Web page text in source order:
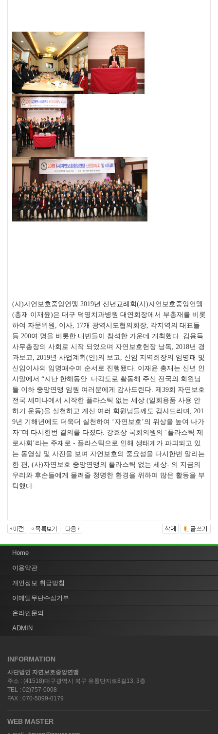
(사)자연보호중앙연맹 2019년 신년교례회 (사)자연보호중앙연맹
(총재 이재윤)은 대구 덕영치과병원 대연회장에서 부총재를 비롯
하여 자문위원
이사 , 17개 광역시도협의회장 각지역의 대표들
등 200여 명을 비롯한 내빈들이 참석한 가운데 개최했다 김용득
사무총장의 사회로 시작 되었으며 자연보호헌장 낭독
2018년 경
과보고
, 2019년 사업계획(안)의 보고, 신임 지역회장의 임명패 및
신임이사의 임명패수여 순서로 진행됐다 이재윤 총재는 신년 인
사말에서 “지난 한해동안 다각도로 활동해 주신 전국의 회원님
들 이하 중앙연맹 임원 여러분에게 감사드린다 제 39회 자연보호
전국 세미나에서 시작한 플라스틱 없는 세상 (일회용품 사용 안
하기 운동)을 실천하고 계신 여러 회원님들께도 감사드리며
, 201
9년 기해년에도 더욱더 실천하여 ‘자연보호’의 위상을 높여 나가
자”며 다시한번 결의를 다졌다 강효상 국회의원의 ‘플라스틱 제
로사회 ’라는 주재로 - 플라스틱으로 인해 생태계가 파괴되고 있
는 동영상 및 사진을 보며 자연보호의 중요성을 다시한번 알리는
한 편
, (사)자연보호 중앙연맹의 플라스틱 없는 세상- 의 지금의
우리와 후손들에게 물려줄 청명한 환경을 위하여 많은 활동을 부
탁했다
Home
이용약관
개인정보 취급방침
이메일무단수집거부
온라인문의
ADMIN
INFORMATION
사단법인 자연보호중앙연맹
주소 : (41518)대구광역시 북구 유통단지로8길13, 3층
TEL : 02)757-0008
FAX : 070-5099-0179
WEB MASTER